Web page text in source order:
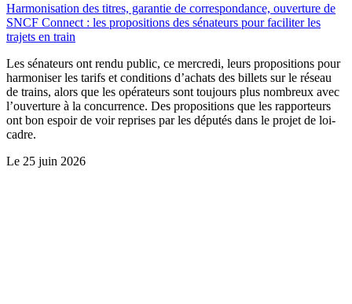
Harmonisation des titres, garantie de correspondance, ouverture de
SNCF Connect : les propositions des sénateurs pour faciliter les
trajets en train
Les sénateurs ont rendu public, ce mercredi, leurs propositions pour
harmoniser les tarifs et conditions d’achats des billets sur le réseau
de trains, alors que les opérateurs sont toujours plus nombreux avec
l’ouverture à la concurrence. Des propositions que les rapporteurs
ont bon espoir de voir reprises par les députés dans le projet de loi-
cadre.
Le 25 juin 2026